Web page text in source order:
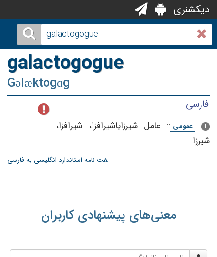
دیکشنری
galactogogue
Gəlæktogɑg
فارسی
1 عمومی :: عامل‌ شیرزایاشیرافزا، شیرافزا،
شیرزا
لغت نامه استاندارد انگلیسی به فارسی
معنی‌های پیشنهادی کاربران